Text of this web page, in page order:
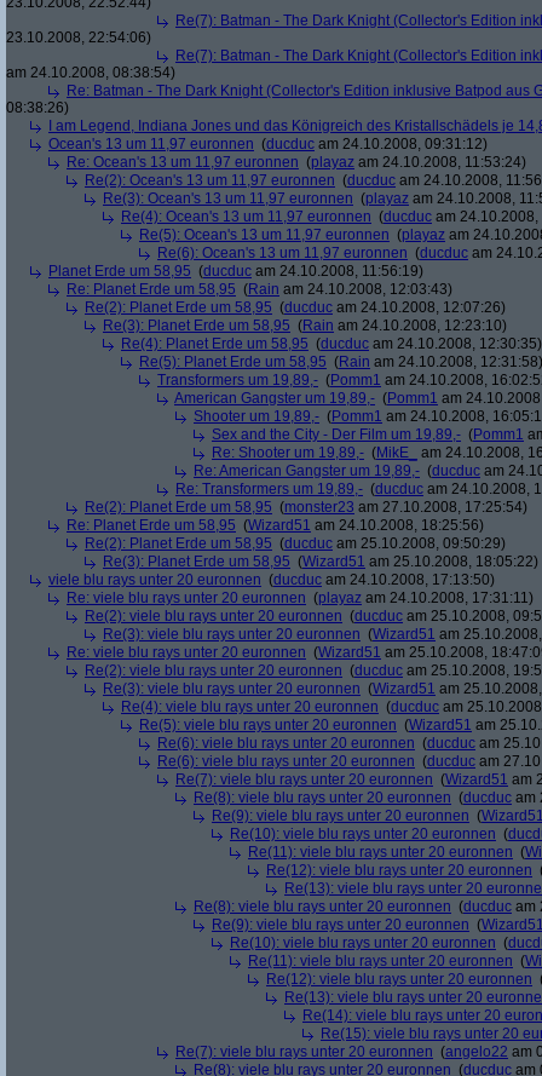
Re(7): Batman - The Dark Knight (Collector's Edition
23.10.2008, 22:54:06)
Re(7): Batman - The Dark Knight (Collector's Edition
am 24.10.2008, 08:38:54)
Re: Batman - The Dark Knight (Collector's Edition inklusive Batpod aus
08:38:26)
I am Legend, Indiana Jones und das Königreich des Kristallschädels je
Ocean's 13 um 11,97 euronnen (ducduc am 24.10.2008, 09:31:12)
Re: Ocean's 13 um 11,97 euronnen (playaz am 24.10.2008, 11:53:24)
Re(2): Ocean's 13 um 11,97 euronnen (ducduc am 24.10.2008,
Re(3): Ocean's 13 um 11,97 euronnen (playaz am 24.10.2008,
Re(4): Ocean's 13 um 11,97 euronnen (ducduc am
Re(5): Ocean's 13 um 11,97 euronnen (playaz am
Re(6): Ocean's 13 um 11,97 euronnen (ducduc am
Planet Erde um 58,95 (ducduc am 24.10.2008, 11:56:19)
Re: Planet Erde um 58,95 (Rain am 24.10.2008, 12:03:43)
Re(2): Planet Erde um 58,95 (ducduc am 24.10.2008, 12:07:26)
Re(3): Planet Erde um 58,95 (Rain am 24.10.2008, 12:23:10)
Re(4): Planet Erde um 58,95 (ducduc am 24.10.2008, 12:30:35)
Re(5): Planet Erde um 58,95 (Rain am 24.10.2008, 12:31:58)
Transformers um 19,89,- (Pomm1 am 24.10.2008,
American Gangster um 19,89,- (Pomm1 am
Shooter um 19,89,- (Pomm1 am 24.10.2008,
Sex and the City - Der Film um 19,89,- (Pomm1
Re: Shooter um 19,89,- (MikE_
am 24.10.2008,
Re: American Gangster um 19,89,- (ducduc am
Re: Transformers um 19,89,- (ducduc am 24.10.2008,
Re(2): Planet Erde um 58,95 (monster23 am 27.10.2008, 17:25:54)
Re: Planet Erde um 58,95 (Wizard51 am 24.10.2008, 18:25:56)
Re(2): Planet Erde um 58,95 (ducduc am 25.10.2008, 09:50:29)
Re(3): Planet Erde um 58,95 (Wizard51 am 25.10.2008, 18:05:22)
viele blu rays unter 20 euronnen (ducduc am 24.10.2008, 17:13:50)
Re: viele blu rays unter 20 euronnen (playaz am 24.10.2008, 17:31:11)
Re(2): viele blu rays unter 20 euronnen (ducduc am 25.10.2008,
Re(3): viele blu rays unter 20 euronnen (Wizard51 am
Re: viele blu rays unter 20 euronnen (Wizard51 am 25.10.2008,
Re(2): viele blu rays unter 20 euronnen (ducduc am 25.10.2008,
Re(3): viele blu rays unter 20 euronnen (Wizard51 am
Re(4): viele blu rays unter 20 euronnen (ducduc am
Re(5): viele blu rays unter 20 euronnen (Wizard51 am
Re(6): viele blu rays unter 20 euronnen (ducduc am
Re(6): viele blu rays unter 20 euronnen (ducduc am
Re(7): viele blu rays unter 20 euronnen (Wizard51 am
Re(8): viele blu rays unter 20 euronnen (ducduc am
Re(9): viele blu rays unter 20 euronnen (
Re(10): viele blu rays unter 20 euronnen (
Re(11): viele blu rays unter 20 euronnen (
Re(12): viele blu rays unter 20 euronnen
Re(13): viele blu rays unter 20
Re(8): viele blu rays unter 20 euronnen (ducduc am
Re(9): viele blu rays unter 20 euronnen (
Re(10): viele blu rays unter 20 euronnen (
Re(11): viele blu rays unter 20 euronnen (
Re(12): viele blu rays unter 20 euronnen
Re(13): viele blu rays unter 20
Re(14): viele blu rays unter 20
Re(15): viele blu rays unter 20
Re(7): viele blu rays unter 20 euronnen (angelo22 am
Re(8): viele blu rays unter 20 euronnen (ducduc am